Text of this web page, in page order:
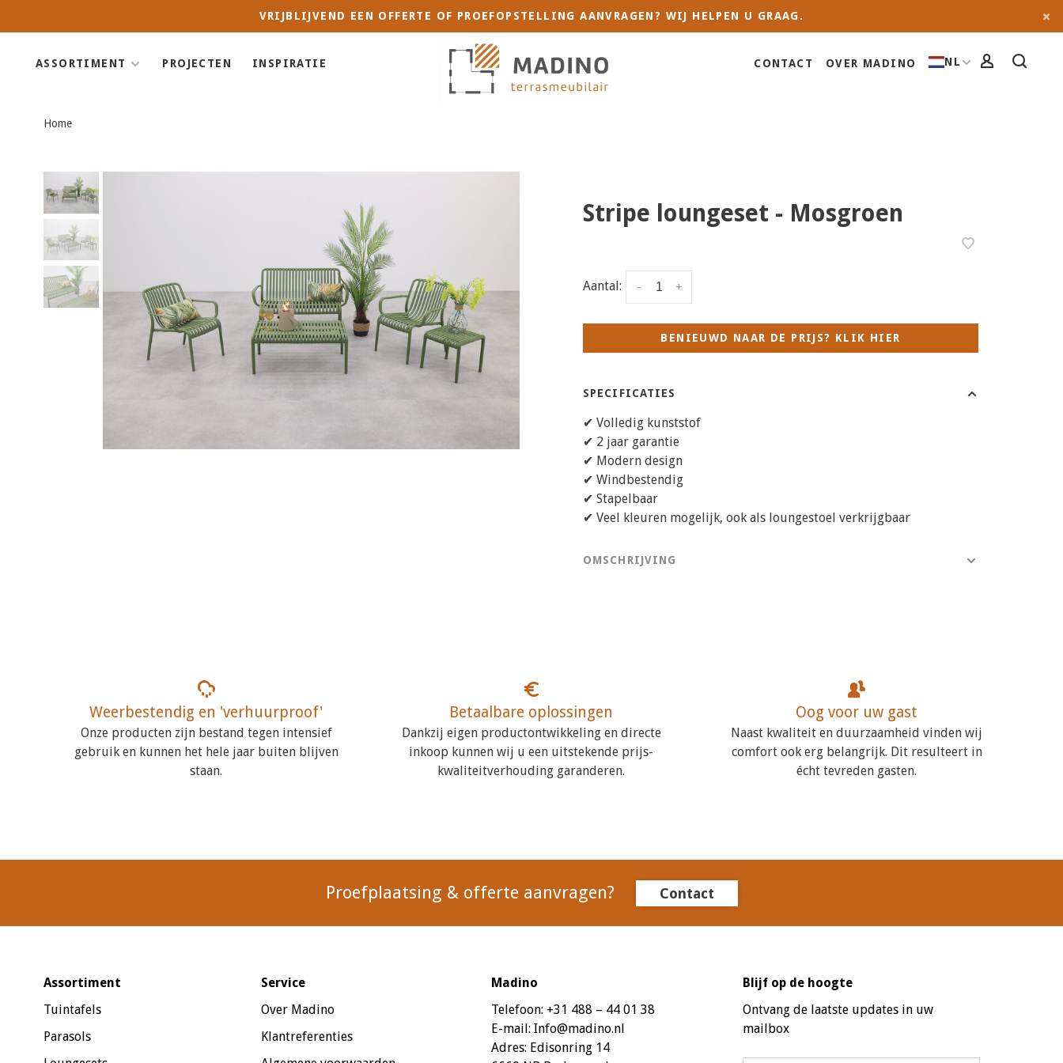
VRIJBLIJVEND EEN OFFERTE OF PROEFOPSTELLING AANVRAGEN? WIJ HELPEN U GRAAG.
ASSORTIMENT PROJECTEN INSPIRATIE CONTACT OVER MADINO NL
Home
Stripe loungeset - Mosgroen
Aantal: +
-
BENIEUWD NAAR DE PRIJS? KLIK HIER
SPECIFICATIES
✔ Volledig kunststof
✔ 2 jaar garantie
✔ Modern design
✔ Windbestendig
✔ Stapelbaar
✔ Veel kleuren mogelijk, ook als loungestoel verkrijgbaar
OMSCHRIJVING
Weerbestendig en 'verhuurproof'
Onze producten zijn bestand tegen intensief
gebruik en kunnen het hele jaar buiten blijven
staan.
Betaalbare oplossingen
Dankzij eigen productontwikkeling en directe
inkoop kunnen wij u een uitstekende prijs-
kwaliteitverhouding garanderen.
Oog voor uw gast
Naast kwaliteit en duurzaamheid vinden wij
comfort ook erg belangrijk. Dit resulteert in
écht tevreden gasten.
Proefplaatsing & offerte aanvragen? Contact
Assortiment
Tuintafels
Parasols
Service
Over Madino
Klantreferenties
Madino
Telefoon: +31 488 – 44 01 38
E-mail: Info@madino.nl
Adres: Edisonring 14
Blijf op de hoogte
Ontvang de laatste updates in uw
mailbox